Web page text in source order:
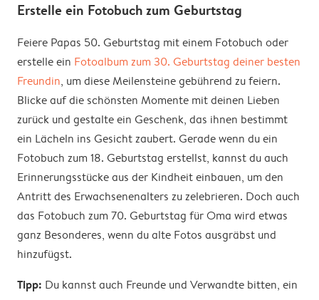
Erstelle ein Fotobuch zum Geburtstag
Feiere Papas 50. Geburtstag mit einem Fotobuch oder
erstelle ein Fotoalbum zum 30. Geburtstag deiner besten
Freundin, um diese Meilensteine gebührend zu feiern.
Blicke auf die schönsten Momente mit deinen Lieben
zurück und gestalte ein Geschenk, das ihnen bestimmt
ein Lächeln ins Gesicht zaubert. Gerade wenn du ein
Fotobuch zum 18. Geburtstag erstellst, kannst du auch
Erinnerungsstücke aus der Kindheit einbauen, um den
Antritt des Erwachsenenalters zu zelebrieren. Doch auch
das Fotobuch zum 70. Geburtstag für Oma wird etwas
ganz Besonderes, wenn du alte Fotos ausgräbst und
hinzufügst.
Tipp: Du kannst auch Freunde und Verwandte bitten, ein